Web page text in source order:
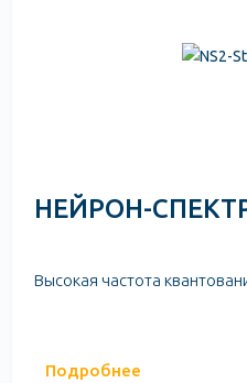
НЕЙРОН-
Высокая частота
Подробнее